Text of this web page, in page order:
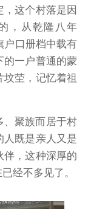
这个村落是因
，从乾隆八年
户口册档中载有
的一户普通的蒙
茔，记忆着祖
、聚族而居于村
人既是亲人又是
伴，这种深厚的
经不多见了。